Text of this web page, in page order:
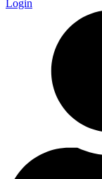
Login